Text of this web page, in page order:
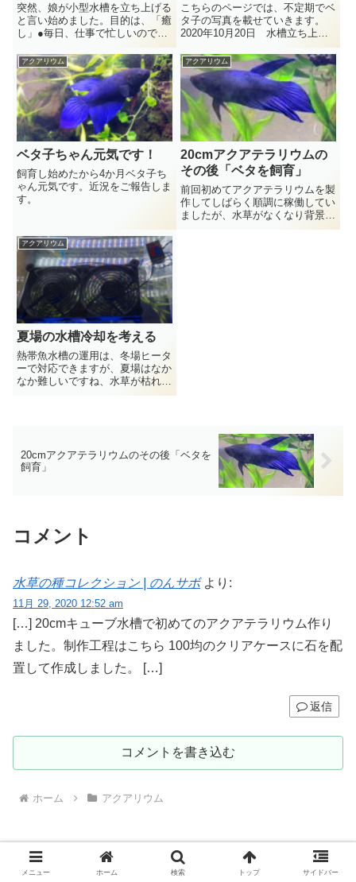
突然、娘が小型水槽を立ち上げる
と言い始めました。目的は、「癒
し」●毎日、仕事で忙しいので家
にいる時は癒されたい●イメージ
としては、緑の水草を敷き詰め
て、可愛い小型のエビを飼育●水
槽サイズは、設置スペースを考慮
して横幅は20cm程度の物が理
想...
こちらのページでは、不定期でベ
タ子の写真を載せていきます。
2020年10月20日 水槽立ち上げ
た。右奥には溶岩石を積み上げ
て、上から滝が流れています。種
から育てる草と庭に生えてたコ
ケ、バックにアスパラを植えてあ
り...
アクアリウム
ベタ子ちゃん元気です！
飼育し始めたから4か月ベタ子ち
ゃん元気です。近況をご報告しま
す。
アクアリウム
20cmアクアテラリウムの
その後「ベタを飼育」
前回初めてアクアテラリウムを製
作してしばらく順調に稼働してい
ましたが、水草がなくなり背景に
植えたアスパラもなくなり、最後
アクアリウム
夏場の水槽冷却を考える
熱帯魚水槽の運用は、冬場ヒータ
ーで対応できますが、夏場はなか
なか難しいですね、水草が枯れた
り魚の体調が悪くなったりと。今
しました。
20cmアクアテラリウムのその後「ベタを
飼育」
コメント
水草の種コレクション | のんサボ より:
11月 29, 2020 12:52 am
[…] 20cmキューブ水槽で初めてのアクアテラリウム作り
ました。制作工程はこちら 100均のクリアケースに石を配
置して作成しました。 […]
返信
コメントを書き込む
ホーム アクアリウム
メニュー ホーム 検索 トップ サイドバー